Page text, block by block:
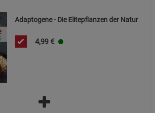
Adaptogene - Die Elitepflanzen der Natur
4,99 €
Datenschutzerklärung